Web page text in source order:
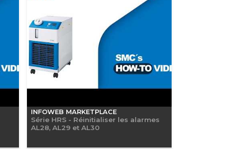
INFOWEB MARKETPLACE
Série HRS - Réinitialiser les alarmes
AL28, AL29 et AL30